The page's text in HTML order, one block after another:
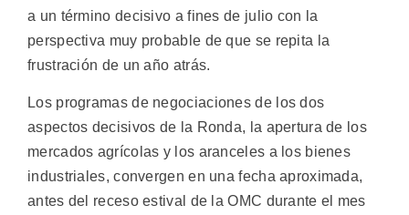
a un término decisivo a fines de julio con la
perspectiva muy probable de que se repita la
frustración de un año atrás.
Los programas de negociaciones de los dos
aspectos decisivos de la Ronda, la apertura de los
mercados agrícolas y los aranceles a los bienes
industriales, convergen en una fecha aproximada,
antes del receso estival de la OMC durante el mes